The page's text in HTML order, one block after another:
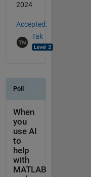
2024
Accepted:
Tak